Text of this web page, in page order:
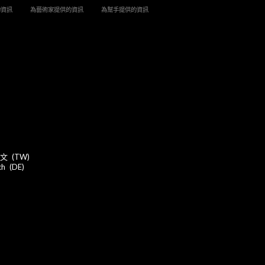
訊 為藝術家提供的資訊 為幫手提供的資訊
TW
DE